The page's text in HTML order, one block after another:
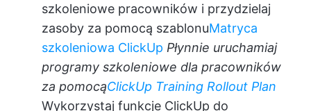
szkoleniowe pracowników i przydzielaj
zasoby za pomocą szablonuMatryca
szkoleniowa ClickUp Płynnie uruchamiaj
programy szkoleniowe dla pracowników
za pomocąClickUp Training Rollout Plan
Wykorzystaj funkcje ClickUp do